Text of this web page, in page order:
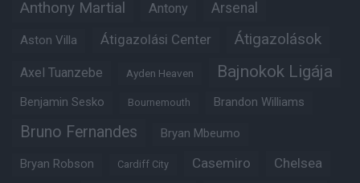
Anthony Martial Antony Arsenal
Aston Villa Átigazolási Center Átigazolások
Axel Tuanzebe Ayden Heaven Bajnokok Ligája
Benjamin Sesko Bournemouth Brandon Williams
Bruno Fernandes Bryan Mbeumo
Bryan Robson Cardiff City Casemiro Chelsea